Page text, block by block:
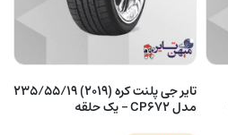
تایر جی پلنت کره (2019) 235/55/19
مدل CP672 – یک حلقه